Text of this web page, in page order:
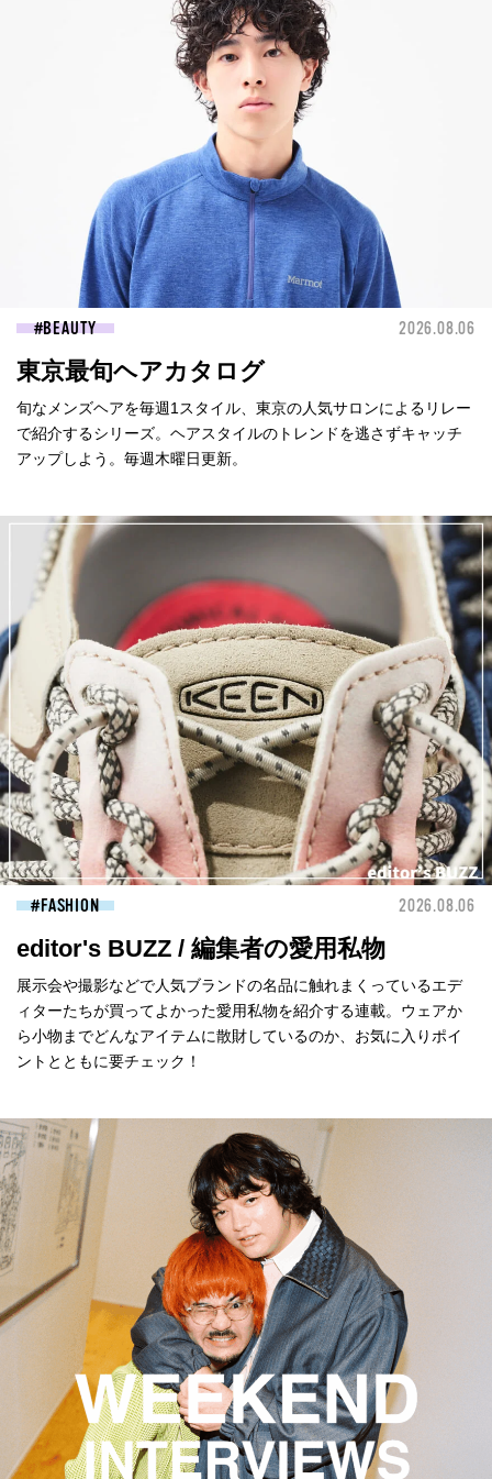
BEAUTY 2026.08.06
東京最旬ヘアカタログ
旬なメンズヘアを毎週1スタイル、東京の人気サロンによるリレー
で紹介するシリーズ。ヘアスタイルのトレンドを逃さずキャッチ
アップしよう。毎週木曜日更新。
FASHION 2026.08.06
editor's BUZZ / 編集者の愛用私物
展示会や撮影などで人気ブランドの名品に触れまくっているエデ
ィターたちが買ってよかった愛用私物を紹介する連載。ウェアか
ら小物までどんなアイテムに散財しているのか、お気に入りポイ
ントとともに要チェック！